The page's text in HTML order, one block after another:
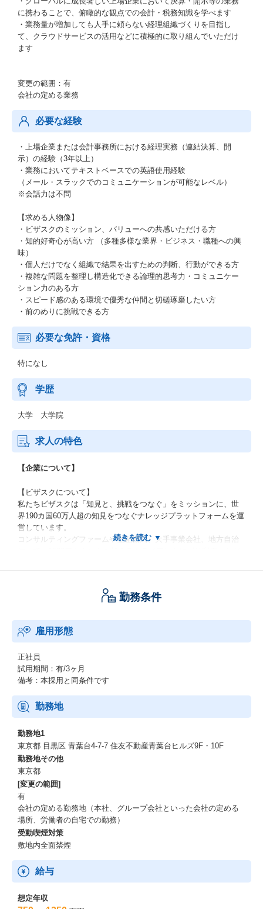
に携わることで、俯瞰的な観点での会計・税務知識を学べます
・業務量が増加しても人手に頼らない経理組織づくりを目指し
て、クラウドサービスの活用などに積極的に取り組んでいただけ
ます
変更の範囲：有
会社の定める業務
必要な経験
・上場企業または会計事務所における経理実務（連結決算、開
示）の経験（3年以上）
・業務においてテキストベースでの英語使用経験
（メール・スラックでのコミュニケーションが可能なレベル）
※会話力は不問
【求める人物像】
・ビザスクのミッション、バリューへの共感いただける方
・知的好奇心が高い方 （多種多様な業界・ビジネス・職種への興
味）
・個人だけでなく組織で結果を出すための判断、行動ができる方
・複雑な問題を整理し構造化できる論理的思考力・コミュニケー
ション力のある方
・スピード感のある環境で優秀な仲間と切磋琢磨したい方
・前のめりに挑戦できる方
必要な免許・資格
特になし
学歴
大学 大学院
求人の特色
【企業について】
【ビザスクについて】
私たちビザスクは「知見と、挑戦をつなぐ」をミッションに、世
界190カ国60万人超の知見をつなぐナレッジプラットフォームを運
営しています。
コンサルティングファームや金融機関、大手事業会社、地方自治
る業界トレンドや顧客ニーズ、先行事例の情報収集手段として、
エキスパートとのインタビューやオンラインアンケートを提供す
ど、
多種多様な「知見のマッチング」に関するニーズに応えていま
す。
ビザスクは、働き方改革やオープンイノベーションの最前線で急
成長し、2020年3月に東証マザーズ（現 東証グロース）上場、
東京、アメリカ、シンガポール、香港、ロンドンの世界7拠点とな
りました。
国内市場の拡大と共にグローバル市場の拡大も行っています。
「知見と、挑戦をつなぐ」というミッションを実現するために、
まだまだ私達がやれることは無限にあり、これからも挑戦者とし
て、
試行錯誤しながらプロダクトを改善し、新しいマーケットを創っ
ていきます。
【大事にしている7つのバリュー】
初めから世界を見よう < Think big and global >
一流であることにこだわる < Commit to Excellence>
プライドはクソだ < Open Our Minds >
広める努力は全員で < Elevate Our Brand>
自由を自覚しているか < Embrace Accountability >
違いは強さ、共に創る < Collaborate without Boundaries>
勤務条件
雇用形態
正社員
試用期間：有/3ヶ月
備考：本採用と同条件です
勤務地
勤務地1
東京都 目黒区 青葉台4-7-7 住友不動産青葉台ヒルズ9F・10F
勤務地その他
東京都
[変更の範囲]
有
会社の定める勤務地（本社、グループ会社といった会社の定める
場所、労働者の自宅での勤務）
受動喫煙対策
敷地内全面禁煙
給与
想定年収